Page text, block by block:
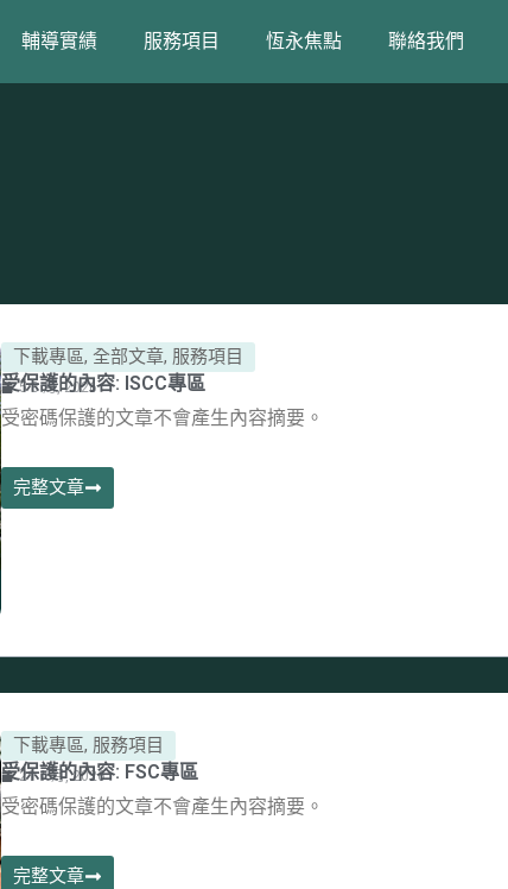
輔導實績 服務項目 恆永焦點 聯絡我們
下載專區,全部文章, 服務項目
受保護的內容: ISCC專區
5 8 月, 2026
受密碼保護的文章不會產生內容摘要。
完整文章
下載專區, 服務項目
受保護的內容: FSC專區
21 1 月, 2026
受密碼保護的文章不會產生內容摘要。
完整文章